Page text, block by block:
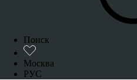
Поиск
Москва
РУС